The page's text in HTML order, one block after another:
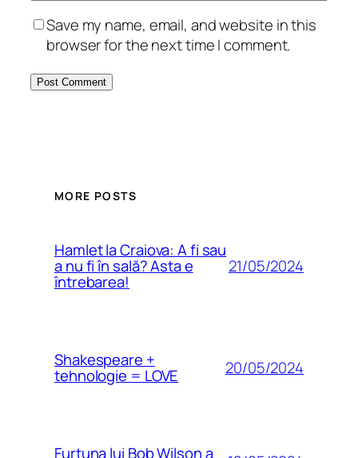
Save my name, email, and website in this
browser for the next time I comment.
MORE POSTS
Hamlet la Craiova: A fi sau
a nu fi în sală? Asta e
întrebarea!
21/05/2024
Shakespeare +
tehnologie = LOVE 20/05/2024
Furtuna lui Bob Wilson a